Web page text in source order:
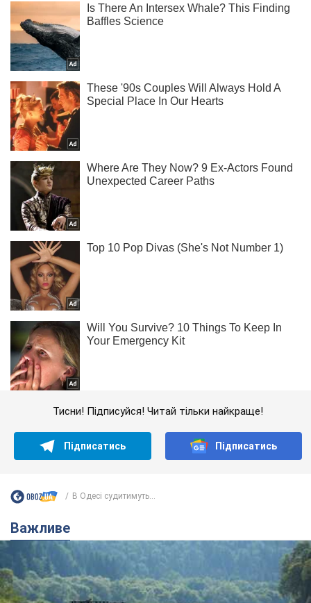
Тисни! Підписуйся! Читай тільки найкраще!
Підписатись Підписатись
В Одесі судитимуть...
Важливе